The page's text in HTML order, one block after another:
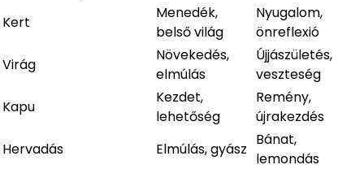
Kert
Menedék,
belső világ
Nyugalom,
önreflexió
Virág
Növekedés,
elmúlás
Újjászületés,
veszteség
Kapu
Kezdet,
lehetőség
Remény,
újrakezdés
Hervadás
Elmúlás, gyász
Bánat,
lemondás